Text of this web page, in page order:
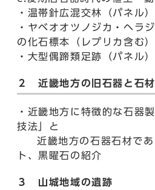
・温帯針広混交林（パネル）
・ヤベオオツノジカ・ヘラ
の化石標本（レプリカ含む）
・大型偶蹄類足跡（パネル）
２ 近畿地方の旧石器と石材
・近畿地方に特徴的な石器
技法」と
近畿地方の石器石材であ
ト、黒曜石の紹介
３ 山城地域の遺跡